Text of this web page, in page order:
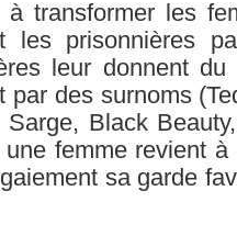
transformer les
les prisonnières
leur donnent
par des surnoms
Black
femme revient à
sa garde